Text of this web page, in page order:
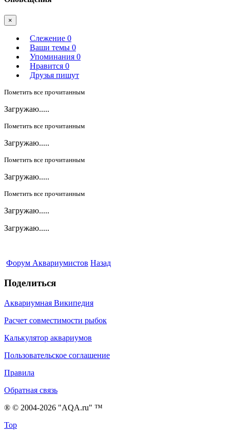
×
Слежение 0
Ваши темы 0
Упоминания 0
Нравится 0
Друзья пишут
Пометить все прочитанным
Загружаю.....
Пометить все прочитанным
Загружаю.....
Пометить все прочитанным
Загружаю.....
Пометить все прочитанным
Загружаю.....
Загружаю.....
Форум Аквариумистов Назад
Поделиться
Аквариумная Википедия
Расчет совместимости рыбок
Калькулятор аквариумов
Пользовательское соглашение
Правила
Обратная связь
® © 2004-2026 "AQA.ru" ™
Top